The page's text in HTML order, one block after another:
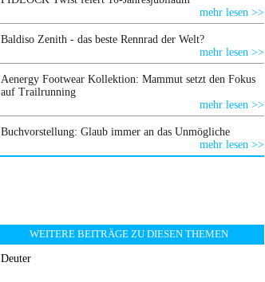
WEITERE BEITRÄGE ZU DIESEN THEMEN
Deuter
mehr lesen >>
Baldiso Zenith - das beste Rennrad der Welt?
mehr lesen >>
Aenergy Footwear Kollektion: Mammut setzt den Fokus
auf Trailrunning
mehr lesen >>
Buchvorstellung: Glaub immer an das Unmögliche
mehr lesen >>